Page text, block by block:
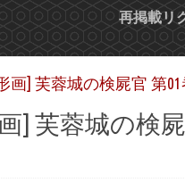
再掲載リ
画] 芙蓉城の検屍官 第01
] 芙蓉城の検